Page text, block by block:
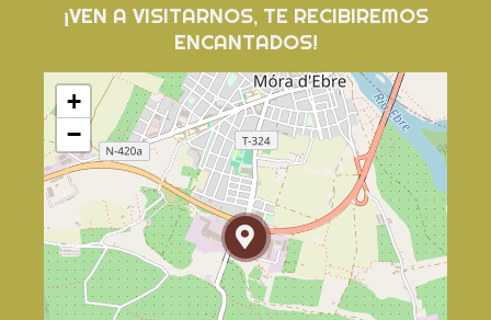
AVISO LEGAL
ACCESIBILIDAD
POLÍTICA DE COOKIES
POLÍTICA DE PRIVACIDAD
¡VEN A VISITARNOS, TE RECIBIREMOS
ENCANTADOS!
+
−